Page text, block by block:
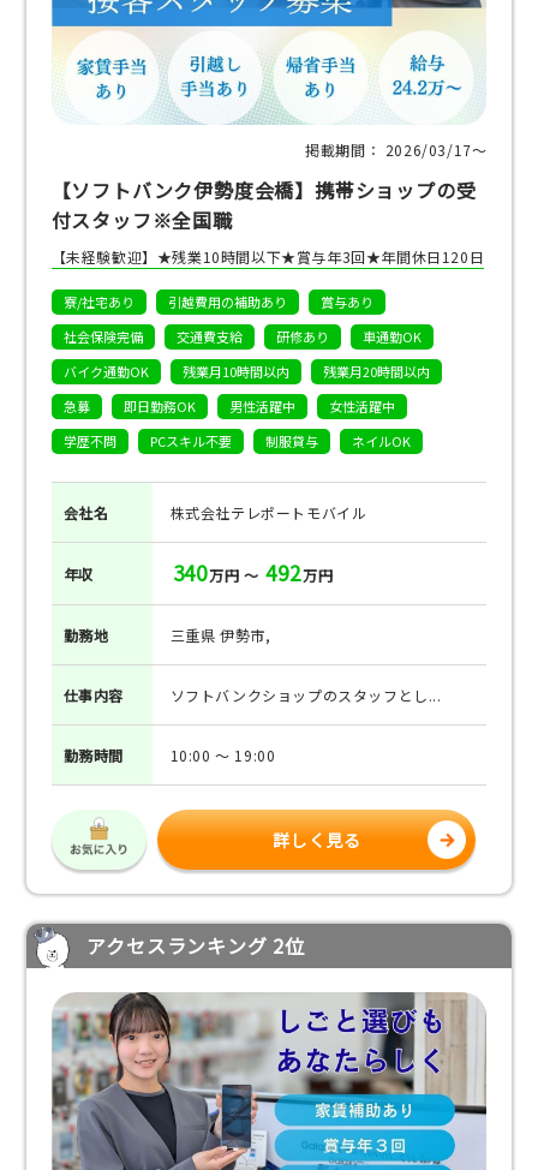
掲載期間： 2026/03/17〜
【ソフトバンク伊勢度会橋】携帯ショップの受
付スタッフ※全国職
【未経験歓迎】★残業10時間以下★賞与年3回★年間休日120日
寮/社宅あり 引越費用の補助あり
賞与あり
社会保険完備
交通費支給 研修あり
車通勤OK
バイク通勤OK
残業月10時間以内
残業月20時間以内
急募
即日勤務OK 男性活躍中
女性活躍中
学歴不問
PCスキル不要 制服貸与 ネイルOK
会社名 株式会社テレポートモバイル
年収 340万円 ～ 492万円
勤務地 三重県 伊勢市,
仕事内容 ソフトバンクショップのスタッフとし...
勤務時間 10:00 ～ 19:00
詳しく見る
アクセスランキング 2位